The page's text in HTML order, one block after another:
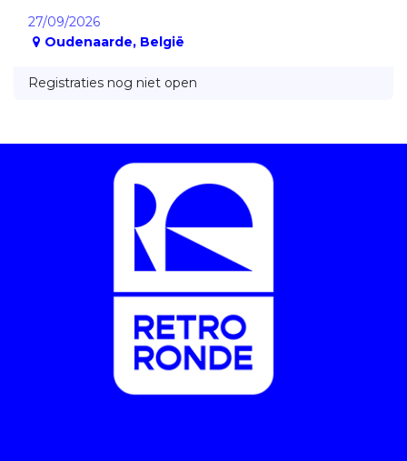
27/09/2026
Oudenaarde, België
Registraties nog niet open